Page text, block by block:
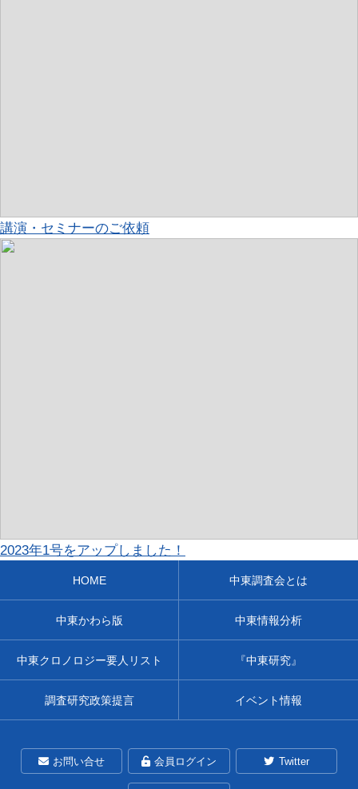
講演・セミナーのご依頼
2023年1号をアップしました！
HOME 中東調査会とは
中東かわら版 中東情報分析
中東クロノロジー要人リスト 『中東研究』
調査研究政策提言 イベント情報
お問い合せ 会員ログイン Twitter